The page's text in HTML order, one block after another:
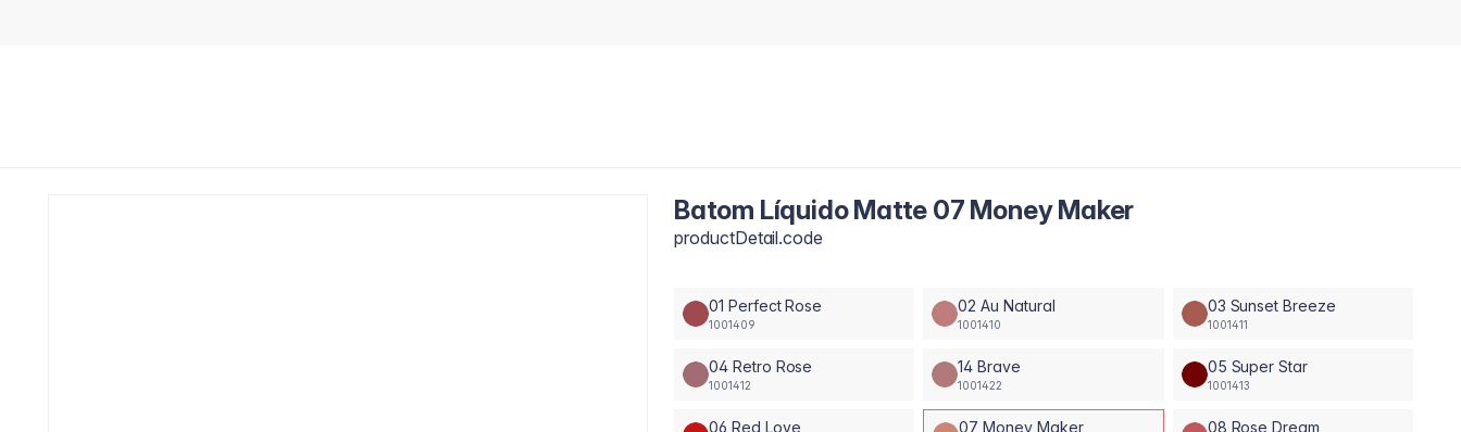
Batom Líquido Matte 07 Money Maker
productDetail.code
01 Perfect Rose
1001409
02 Au Natural
1001410
03 Sunset Breeze
1001411
04 Retro Rose
1001412
14 Brave
1001422
05 Super Star
1001413
06 Red Love 07 Money Maker 08 Rose Dream